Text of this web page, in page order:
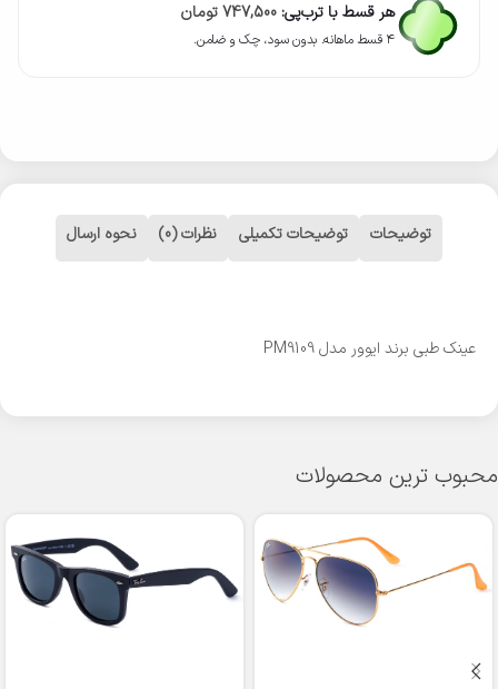
هر قسط با ترب‌پی: 747,500تومان
۴ قسط ماهانه. بدون سود، چک و ضامن.
توضیحات توضیحات تکمیلی نظرات (0) نحوه ارسال
عینک طبی برند ایوور مدل PM9109
محبوب ترین محصولات